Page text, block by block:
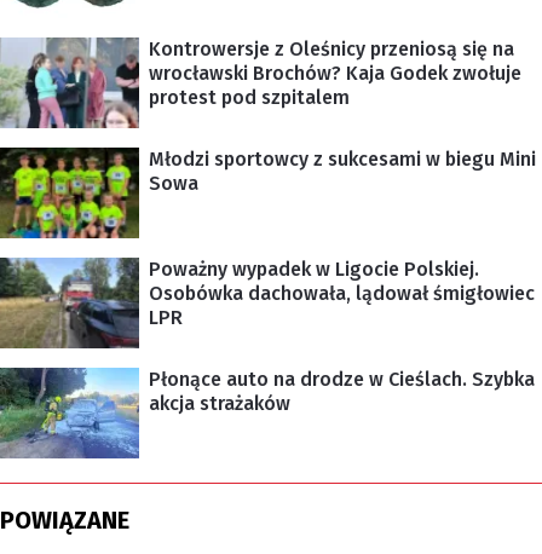
Kontrowersje z Oleśnicy przeniosą się na
wrocławski Brochów? Kaja Godek zwołuje
protest pod szpitalem
Młodzi sportowcy z sukcesami w biegu Mini
Sowa
Poważny wypadek w Ligocie Polskiej.
Osobówka dachowała, lądował śmigłowiec
LPR
Płonące auto na drodze w Cieślach. Szybka
akcja strażaków
POWIĄZANE